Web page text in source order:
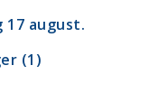
august.
(1)